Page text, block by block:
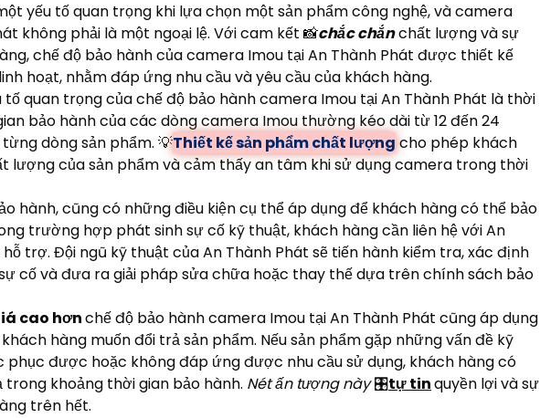
yếu tố quan trọng khi lựa chọn một sản phẩm công nghệ, và camera
không phải là một ngoại lệ. Với cam kết 📸chắc chắnchất lượng và sự
chế độ bảo hành của camera Imou tại An Thành Phát được thiết kế
hoạt, nhằm đáp ứng nhu cầu và yêu cầu của khách hàng.
quan trọng của chế độ bảo hành camera Imou tại An Thành Phát là thời
bảo hành của các dòng camera Imou thường kéo dài từ 12 đến 24
dòng sản phẩm. 💡Thiết kế sản phẩm chất lượng cho phép khách
lượng của sản phẩm và cảm thấy an tâm khi sử dụng camera trong thời
hành, cũng có những điều kiện cụ thể áp dụng để khách hàng có thể bảo
trường hợp phát sinh sự cố kỹ thuật, khách hàng cần liên hệ với An
trợ. Đội ngũ kỹ thuật của An Thành Phát sẽ tiến hành kiểm tra, xác định
cố và đưa ra giải pháp sửa chữa hoặc thay thế dựa trên chính sách bảo
cao hơnchế độ bảo hành camera Imou tại An Thành Phát cũng áp dụng
hàng muốn đổi trả sản phẩm. Nếu sản phẩm gặp những vấn đề kỹ
phục được hoặc không đáp ứng được nhu cầu sử dụng, khách hàng có
trong khoảng thời gian bảo hành. Nét ấn tượng này🎛tự tinquyền lợi và sự
trên hết.